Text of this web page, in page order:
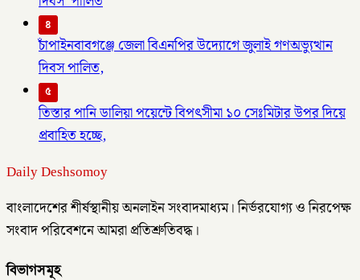
৪
চাঁপাইনবাবগঞ্জে জেলা বিএনপির উদ্যোগে জুলাই গণঅভ্যুত্থান
দিবস পালিত,
৫
তিস্তার পানি ডালিয়া পয়েন্টে বিপৎসীমা ১০ সেঃমিটার উপর দিয়ে
প্রবাহিত হচ্ছে,
Daily Deshsomoy
বাংলাদেশের শীর্ষস্থানীয় অনলাইন সংবাদমাধ্যম। নির্ভরযোগ্য ও নিরপেক্ষ
সংবাদ পরিবেশনে আমরা প্রতিশ্রুতিবদ্ধ।
বিভাগসমূহ